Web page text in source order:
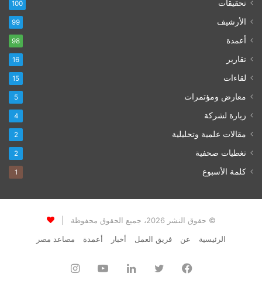
تحقيقات 100
الأرشيف 99
أعمدة 98
تقارير 16
لقاءات 15
معارض ومؤتمرات 5
زيارة لشركة 4
مقالات علمية وتحليلية 2
تغطيات صحفية 2
كلمة الأسبوع 1
© حقوق النشر 2026، جميع الحقوق محفوظة |
الرئيسية
عن فريق العمل أخبار أعمدة مصاعد مصر
فيسبوك تويتر لينكدإن يوتيوب